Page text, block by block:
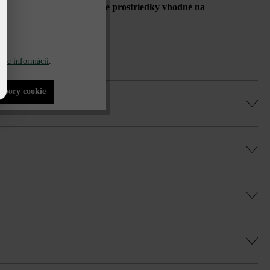
použiť iba rozmrazovacie prostriedky vhodné na
je vhodný aj pre rôzne dĺžky tvárnic.
Viac informácií.
cookie